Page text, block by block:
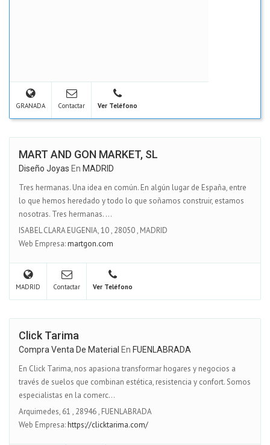
GRANADA Contactar Ver Teléfono
MART AND GON MARKET, SL
Diseño Joyas En MADRID
Tres hermanas. Una idea en común. En algún lugar de España, entre
lo que hemos heredado y todo lo que soñamos construir, estamos
nosotras. Tres hermanas. ...
ISABEL CLARA EUGENIA, 10, 28050, MADRID
Web Empresa:martgon.com
MADRID Contactar Ver Teléfono
Click Tarima
Compra Venta De Material En FUENLABRADA
En Click Tarima, nos apasiona transformar hogares y negocios a
través de suelos que combinan estética, resistencia y confort. Somos
especialistas en la comerc...
Arquimedes, 61 , 28946, FUENLABRADA
Web Empresa:https://clicktarima.com/